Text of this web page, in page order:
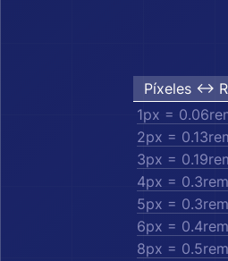
Píxeles ↔︎
1px =
2px =
3px =
4px = 0.3rem
5px = 0.3rem
6px = 0.4rem
8px = 0.5rem